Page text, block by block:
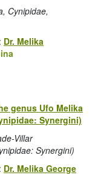
Cynipidae,
: Dr. Melika
genus Ufo Melika
Synergini)
Villar
Synergini)
: Dr. Melika George